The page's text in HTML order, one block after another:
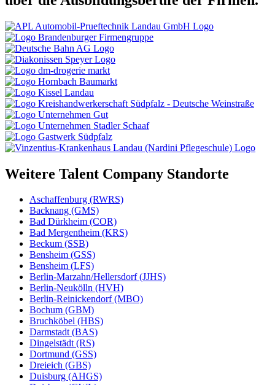
Weitere Talent Company Standorte
Aschaffenburg (RWRS)
Backnang (GMS)
Bad Dürkheim (COR)
Bad Mergentheim (KRS)
Beckum (SSB)
Bensheim (GSS)
Bensheim (LFS)
Berlin-Marzahn/Hellersdorf (JJHS)
Berlin-Neukölln (HVH)
Berlin-Reinickendorf (MBO)
Bochum (GBM)
Bruchköbel (HBS)
Darmstadt (BAS)
Dingelstädt (RS)
Dortmund (GSS)
Dreieich (GBS)
Duisburg (AHGS)